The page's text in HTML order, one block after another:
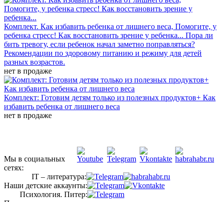
Комплект. Как избавить ребенка от лишнего веса, Помогите, у
ребенка стресс! Как восстановить зрение у ребенка... Пора ли
бить тревогу, если ребенок начал заметно поправляться?
Рекомендации по здоровому питанию и режиму для детей
разных возрастов.
нет в продаже
Комплект: Готовим детям только из полезных продуктов+ Как
избавить ребенка от лишнего веса
нет в продаже
Мы в социальных
сетях:
IT – литература:
Наши детские аккаунты:
Психология. Питер: